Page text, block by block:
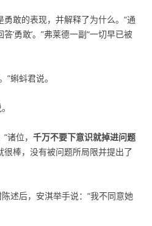
敢的表现，并解释了为什么。“通
‘勇敢’。”弗莱德一副“一切早已被
蝌蚪君说。
诸位， 千万不要下意识就掉进问题
很棒，没有被问题所局限并提出了
述后，安淇举手说：“我不同意她